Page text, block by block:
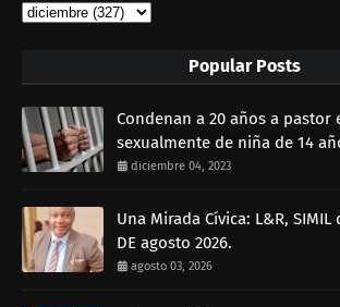
Popular Posts
Condenan a 20 años a pastor
sexualmente de niña de 14
diciembre 04, 2023
Una Mirada Cívica: L&R, SIMIL
DE agosto 2026.
agosto 03, 2026